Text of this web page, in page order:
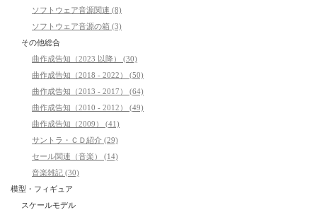
ソフトウェア音源関連 (8)
ソフトウェア音源の箱 (3)
その他総合
曲作成告知（2023 以降） (30)
曲作成告知（2018 - 2022） (50)
曲作成告知（2013 - 2017） (64)
曲作成告知（2010 - 2012） (49)
曲作成告知（2009） (41)
サントラ・ＣＤ紹介 (29)
セール関連（音楽） (14)
音楽雑記 (30)
模型・フィギュア
スケールモデル